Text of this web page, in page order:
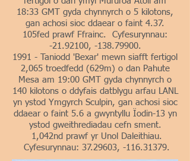
18:33 GMT gyda chynnyrch o 5 kilotons,
gan achosi sioc ddaear o faint 4.37.
105fed prawf Ffrainc. Cyfesurynnau:
-21.92100, -138.79900.
1991 - Taniodd 'Bexar' mewn siafft fertigol
2,065 troedfedd (629m) o dan Pahute
Mesa am 19:00 GMT gyda chynnyrch o
140 kilotons o ddyfais datblygu arfau LANL
yn ystod Ymgyrch Sculpin, gan achosi sioc
ddaear o faint 5.6 a gwyntyllu Ïodin-13 yn
ystod gweithrediadau cefn sment.
1,042nd prawf yr Unol Daleithiau.
Cyfesurynnau: 37.29603, -116.31379.